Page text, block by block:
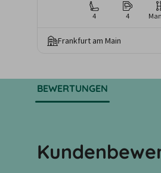
4 4
Frankfurt am Main
BEWERTUNGEN